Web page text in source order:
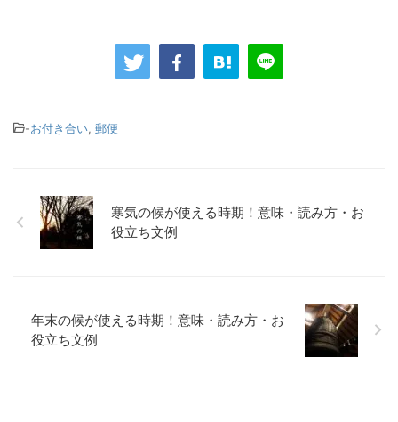
-お付き合い, 郵便
寒気の候が使える時期！意味・読み方・お
役立ち文例
年末の候が使える時期！意味・読み方・お
役立ち文例